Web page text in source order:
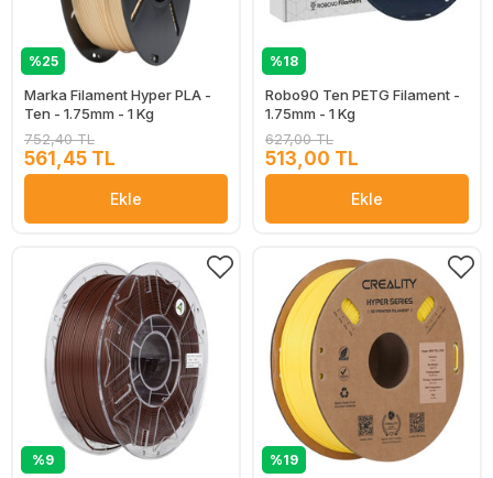
%25
Marka Filament Hyper PLA -
Ten - 1.75mm - 1 Kg
752,40 TL
561,45 TL
Ekle
%18
Robo90 Ten PETG Filament -
1.75mm - 1 Kg
627,00 TL
513,00 TL
Ekle
%9 %19